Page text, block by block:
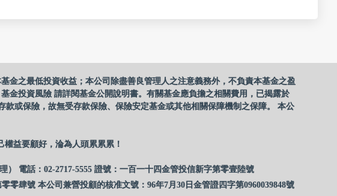
金之最低投資收益；本公司除盡善良管理人之注意義務外，不負責本基金之盈
金投資風險 請詳閱基金公開說明書。有關基金應負擔之相關費用，已揭露於
或保險，故無受存款保險、保險安定基金或其他相關保障機制之保障。 本公
益要顧好，淪為人頭累累累！
） 電話：02-2717-5555 證號：一百一十四金管投信新字第零壹陸號
零肆號 本公司兼營投顧的核准文號：96年7月30日金管證四字第0960039848號